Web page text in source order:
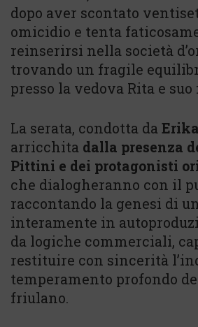
dopo aver scontato
omicidio e tenta
reinserirsi nella società
trovando un fragile
presso la vedova Rita e
La serata, condotta da
arricchita dalla presenza
Pittini e dei protagonisti
che dialogheranno con il
raccontando la genesi di
interamente in
da logiche commerciali,
restituire con sincerità
temperamento profondo
friulano.